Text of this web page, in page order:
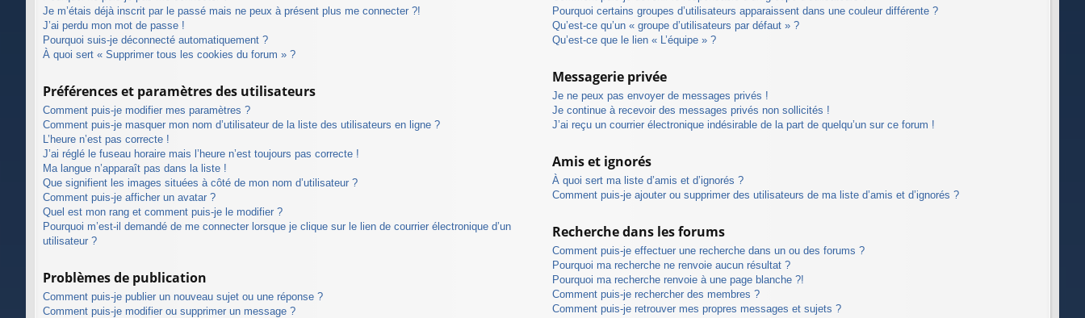
Je m’étais déjà inscrit par le passé mais ne peux à présent plus me connecter ?!
J’ai perdu mon mot de passe !
Pourquoi suis-je déconnecté automatiquement ?
À quoi sert « Supprimer tous les cookies du forum » ?
Préférences et paramètres des utilisateurs
Comment puis-je modifier mes paramètres ?
Comment puis-je masquer mon nom d’utilisateur de la liste des utilisateurs en ligne ?
L’heure n’est pas correcte !
J’ai réglé le fuseau horaire mais l’heure n’est toujours pas correcte !
Ma langue n’apparaît pas dans la liste !
Que signifient les images situées à côté de mon nom d’utilisateur ?
Comment puis-je afficher un avatar ?
Quel est mon rang et comment puis-je le modifier ?
Pourquoi m’est-il demandé de me connecter lorsque je clique sur le lien de courrier électronique d’un
utilisateur ?
Problèmes de publication
Comment puis-je publier un nouveau sujet ou une réponse ?
Comment puis-je modifier ou supprimer un message ?
Pourquoi certains groupes d’utilisateurs apparaissent dans une couleur différente ?
Qu’est-ce qu’un « groupe d’utilisateurs par défaut » ?
Qu’est-ce que le lien « L’équipe » ?
Messagerie privée
Je ne peux pas envoyer de messages privés !
Je continue à recevoir des messages privés non sollicités !
J’ai reçu un courrier électronique indésirable de la part de quelqu’un sur ce forum !
Amis et ignorés
À quoi sert ma liste d’amis et d’ignorés ?
Comment puis-je ajouter ou supprimer des utilisateurs de ma liste d’amis et d’ignorés ?
Recherche dans les forums
Comment puis-je effectuer une recherche dans un ou des forums ?
Pourquoi ma recherche ne renvoie aucun résultat ?
Pourquoi ma recherche renvoie à une page blanche ?!
Comment puis-je rechercher des membres ?
Comment puis-je retrouver mes propres messages et sujets ?